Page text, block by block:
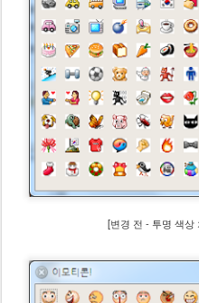
[변경 전 - 투명 색상